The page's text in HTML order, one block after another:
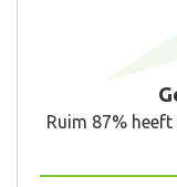
Ruim 87%